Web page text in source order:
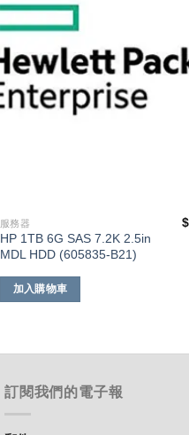
服務器
HP 1TB 6G SAS 7.2K 2.5in
MDL HDD (605835-B21)
$
加入購物車
訂閱我們的電子報